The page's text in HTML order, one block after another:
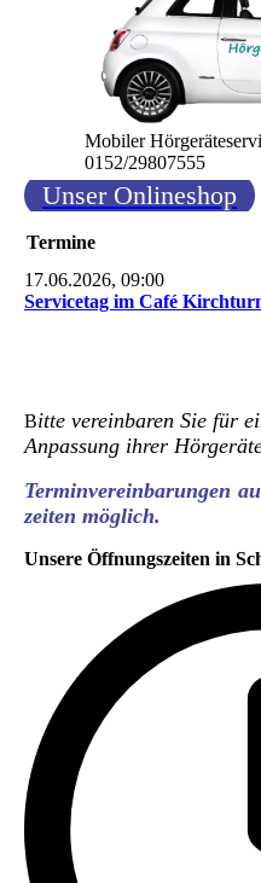
Mobiler
0152/29807555
Unser Onlineshop
Termine
17.06.2026, 09:00
Servicetag im Café
Bitte vereinbaren Sie für
Anpassung ihrer
Terminvereinbarungen
zeiten möglich.
Unsere Öffnungszeiten in